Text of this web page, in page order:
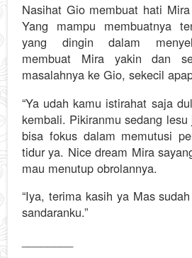
Nasihat Gio membuat hati
Yang mampu membuatnya
yang dingin dalam
membuat Mira yakin dan
masalahnya ke Gio, sekecil
“Ya udah kamu istirahat saja
kembali. Pikiranmu sedang
bisa fokus dalam memutusi
tidur ya. Nice dream Mira
mau menutup obrolannya.
“Iya, terima kasih ya Mas
sandaranku.”